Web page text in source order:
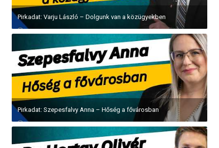
Pirkadat: Varju László – Dolgunk van a közügyekben
Pirkadat: Szepesfalvy Anna – Hőség a fővárosban